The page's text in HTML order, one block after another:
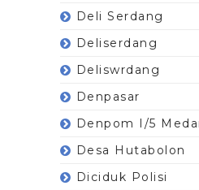
Deli Serdang
Deliserdang
Deliswrdang
Denpasar
Denpom I/5
Desa Hutabolon
Diciduk Polisi